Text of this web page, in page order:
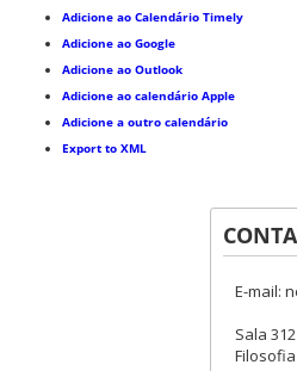
Adicione ao Calendário Timely
Adicione ao Google
Adicione ao Outlook
Adicione ao calendário Apple
Adicione a outro calendário
Export to XML
E-mail:
Sala
Filosofia